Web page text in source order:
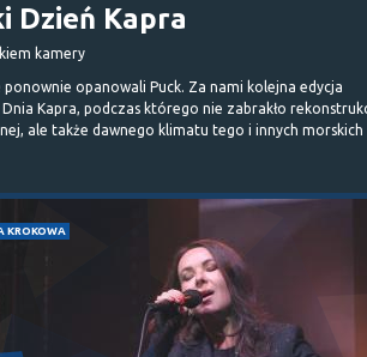
Dzień Kapra
kamery
ponownie opanowali Puck. Za nami kolejna edycja
Dnia Kapra, podczas którego nie zabrakło
ale także dawnego klimatu tego i innych morskich
KROKOWA